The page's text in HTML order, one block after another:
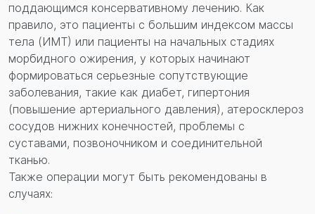
поддающимся консервативному лечению. Как
правило, это пациенты с большим индексом массы
тела (ИМТ) или пациенты на начальных стадиях
морбидного ожирения, у которых начинают
формироваться серьезные сопутствующие
заболевания, такие как диабет, гипертония
(повышение артериального давления), атеросклероз
сосудов нижних конечностей, проблемы с
суставами, позвоночником и соединительной
тканью.
Также операции могут быть рекомендованы в
случаях: